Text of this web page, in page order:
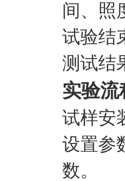
间、照
试验结
测试结
实验流
试样安
设置参
数。